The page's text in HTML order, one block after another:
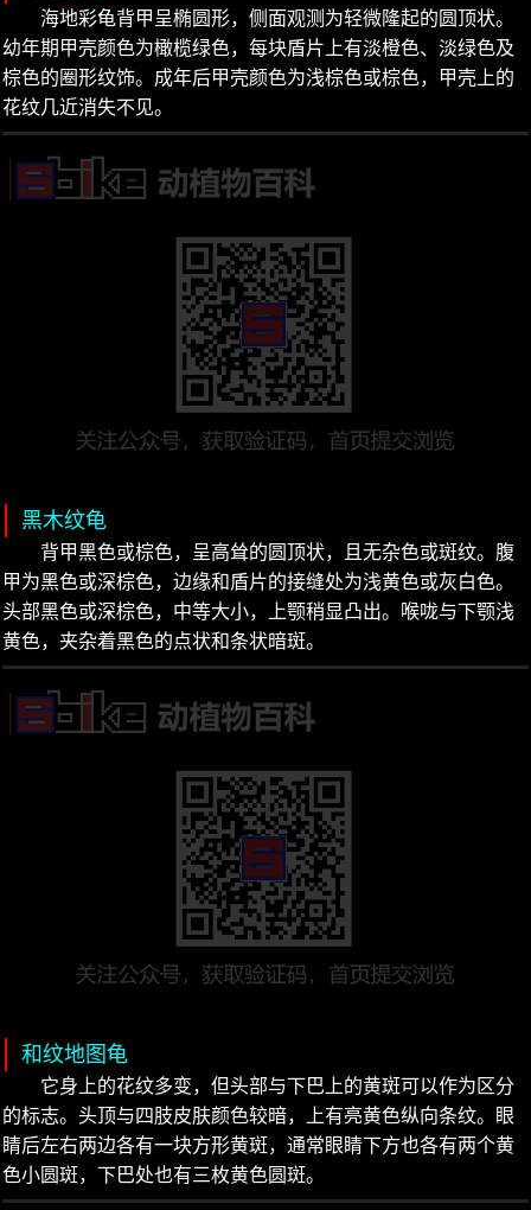
海地彩龟背甲呈椭圆形，侧面观测为轻微隆起的圆顶状。
幼年期甲壳颜色为橄榄绿色，每块盾片上有淡橙色、淡绿色及
棕色的圈形纹饰。成年后甲壳颜色为浅棕色或棕色，甲壳上的
花纹几近消失不见。
黑木纹龟
背甲黑色或棕色，呈高耸的圆顶状，且无杂色或斑纹。腹
甲为黑色或深棕色，边缘和盾片的接缝处为浅黄色或灰白色。
头部黑色或深棕色，中等大小，上颚稍显凸出。喉咙与下颚浅
黄色，夹杂着黑色的点状和条状暗斑。
和纹地图龟
它身上的花纹多变，但头部与下巴上的黄斑可以作为区分
的标志。头顶与四肢皮肤颜色较暗，上有亮黄色纵向条纹。眼
睛后左右两边各有一块方形黄斑，通常眼睛下方也各有两个黄
色小圆斑，下巴处也有三枚黄色圆斑。